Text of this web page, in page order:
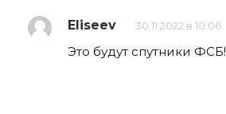
Eliseev 30.11.2022 в 10:06
Это будут спутники ФСБ!